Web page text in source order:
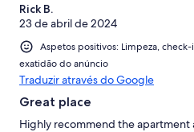
Rick B.
23 de abril de 2024
Aspetos positivos: Limpeza,
exatidão do anúncio
Traduzir através do Google
Great place
Highly recommend the apartment